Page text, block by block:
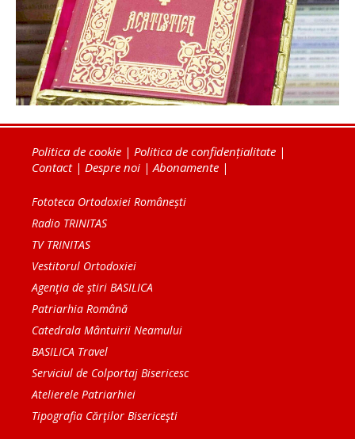
Politica de cookie | Politica de confidențialitate |
Contact| Despre noi |Abonamente |
Fototeca Ortodoxiei Românești
Radio TRINITAS
TV TRINITAS
Vestitorul Ortodoxiei
Agenţia de ştiri BASILICA
Patriarhia Română
Catedrala Mântuirii Neamului
BASILICA Travel
Serviciul de Colportaj Bisericesc
Atelierele Patriarhiei
Tipografia Cărţilor Bisericeşti